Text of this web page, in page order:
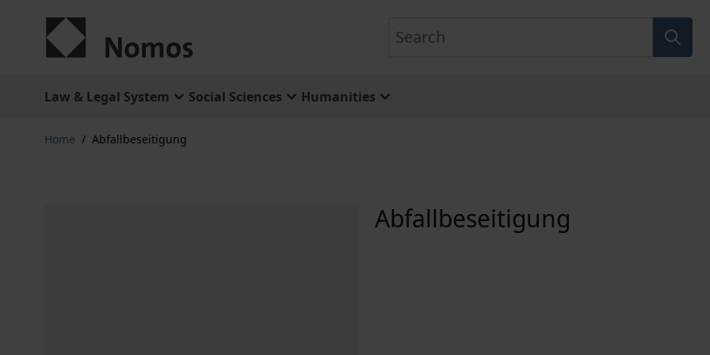
Law & Legal System Social Sciences Humanities
Home / Abfallbeseitigung
Abfallbeseitigung